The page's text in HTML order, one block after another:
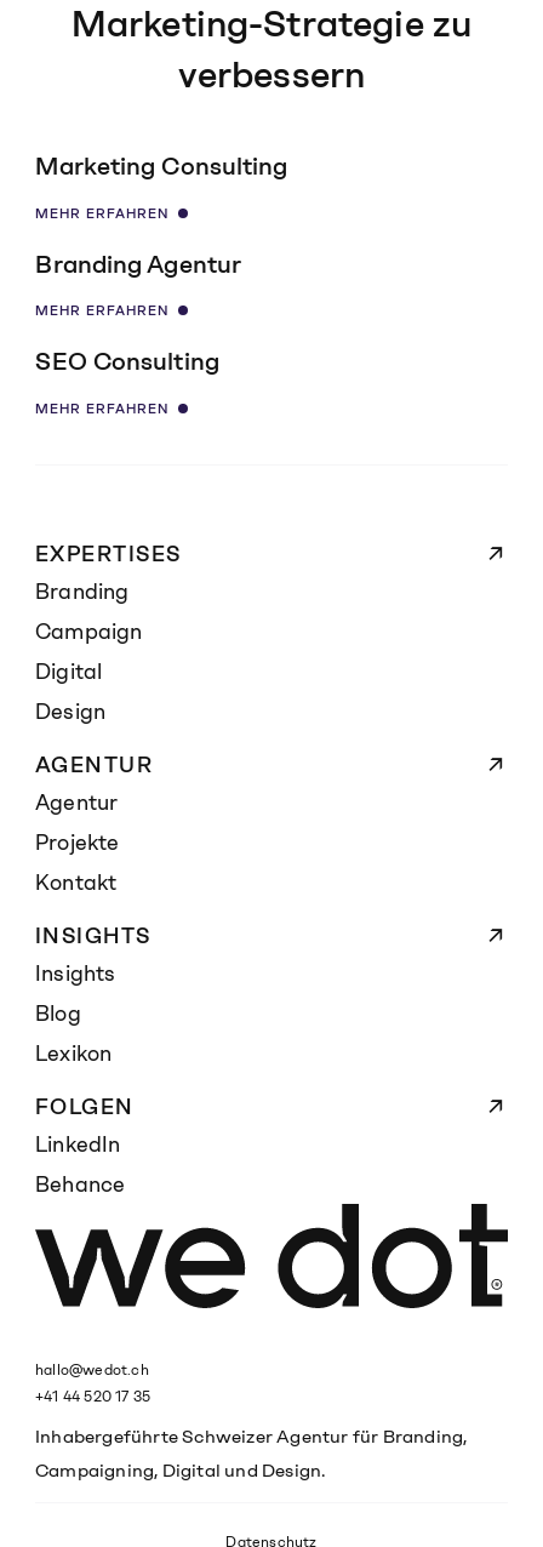
Marketing-Strategie zu
verbessern
Marketing Consulting
MEHR ERFAHREN
Branding Agentur
MEHR ERFAHREN
SEO Consulting
MEHR ERFAHREN
EXPERTISES
Branding
Campaign
Digital
Design
AGENTUR
Agentur
Projekte
Kontakt
INSIGHTS
Insights
Blog
Lexikon
FOLGEN
LinkedIn
Behance
hallo@wedot.ch
+41 44 520 17 35
Inhabergeführte Schweizer Agentur für Branding,
Campaigning, Digital und Design.
Datenschutz